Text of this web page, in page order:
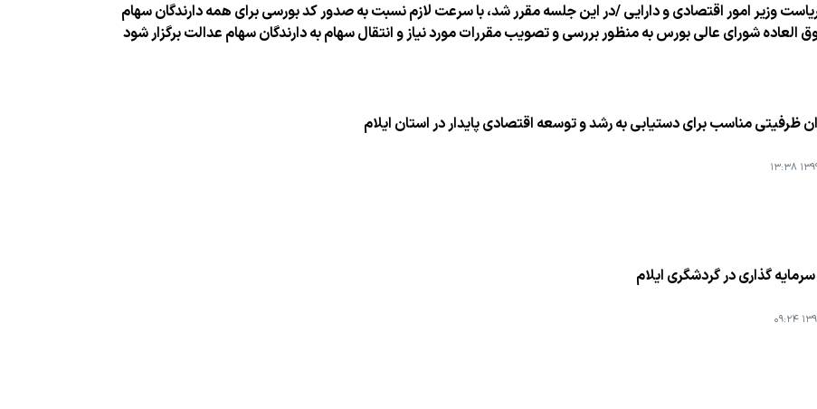
ریاست وزیر امور اقتصادی و دارایی /در این جلسه مقرر شد، با سرعت لازم نسبت به صدور كد بورسی برای همه دارندگان سهام
شورای عالی بورس به منظور بررسی و تصویب مقررات مورد نیاز و انتقال سهام به دارندگان سهام عدالت برگزار شود
ظرفیتی مناسب برای دستیابی به رشد و توسعه اقتصادی پایدار در استان ایلام
گذاری در گردشگری ایلام